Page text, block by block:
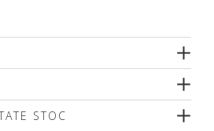
STOC